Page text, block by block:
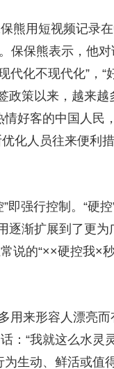
熊用短视频记录
保保熊表示，他
代化不现代化”，
政策以来，越来
好客的中国人民
化人员往来便利
”即强行控制。“
逐渐扩展到了更
说的“××硬控我×
用来形容人漂亮
：“我就这么水灵
生动、鲜活或